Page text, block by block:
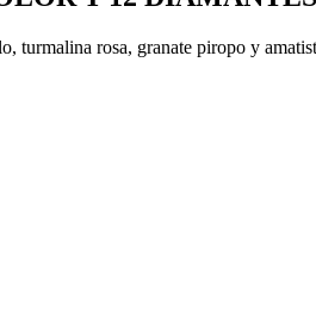
turmalina rosa, granate piropo y